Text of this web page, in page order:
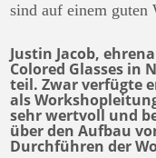
sind auf einem guten
Justin Jacob,
Colored Glasses in
teil. Zwar verfügte
als
sehr wertvoll und
über den Aufbau
Durchführen der